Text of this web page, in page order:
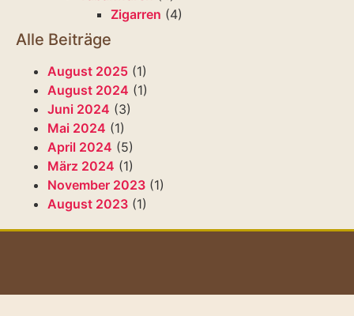
Zigarren (4)
Alle Beiträge
August 2025 (1)
August 2024 (1)
Juni 2024 (3)
Mai 2024 (1)
April 2024 (5)
März 2024 (1)
November 2023 (1)
August 2023 (1)